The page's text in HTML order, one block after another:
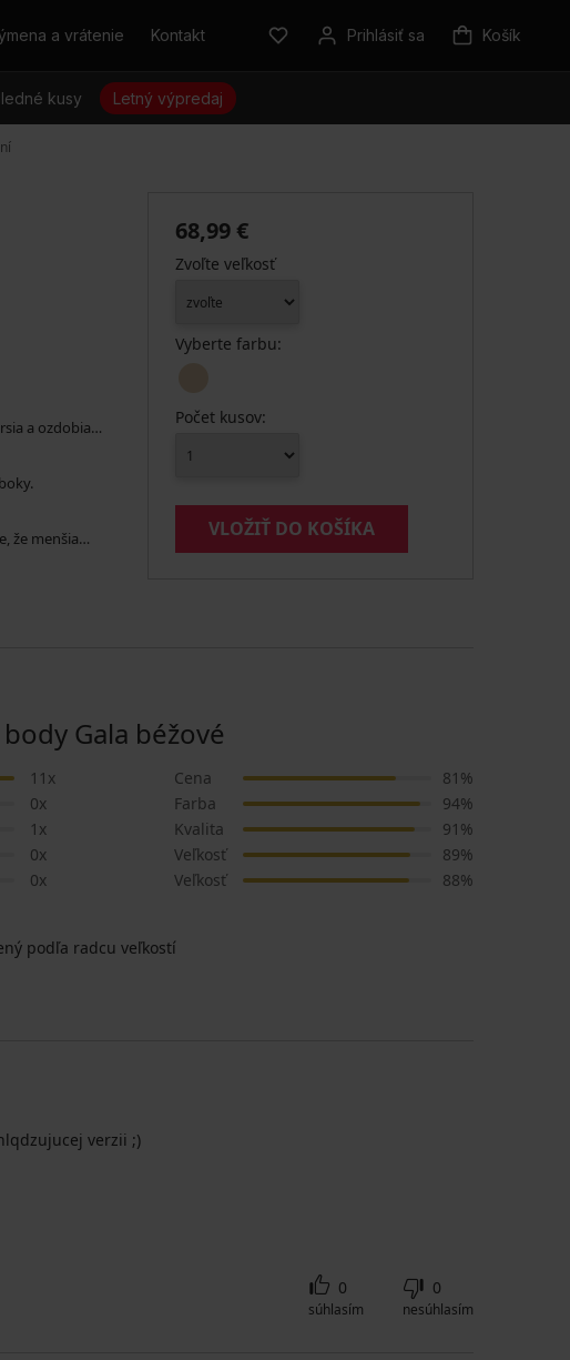
a vrátenie Kontakt Prihlásiť sa Košík
kusy Letný výpredaj
a ozdobia
že menšia
68,99 €
Zvoľte veľkosť
Vyberte farbu:
Počet kusov:
VLOŽIŤ DO KOŠÍKA
Gala béžové
11x
0x
1x
0x
0x
Cena
81%
Farba
94%
Kvalita
91%
Veľkosť
89%
Veľkosť
88%
podľa radcu veľkostí
verzii ;)
0
súhlasím
0
nesúhlasím